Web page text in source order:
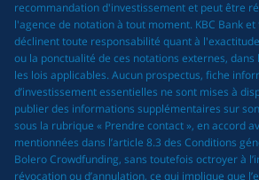
recommandation d'investissement et peut être
l'agence de notation à tout moment. KBC Bank
déclinent toute responsabilité quant à
ou la ponctualité de ces notations externes,
les lois applicables. Aucun prospectus, fiche
d’investissement essentielles ne sont mises à
publier des informations supplémentaires sur
sous la rubrique « Prendre contact », en accord
mentionnées dans l’article 8.3 des Conditions
Bolero Crowdfunding, sans toutefois octroyer à
révocation ou d’annulation, ce qui implique que